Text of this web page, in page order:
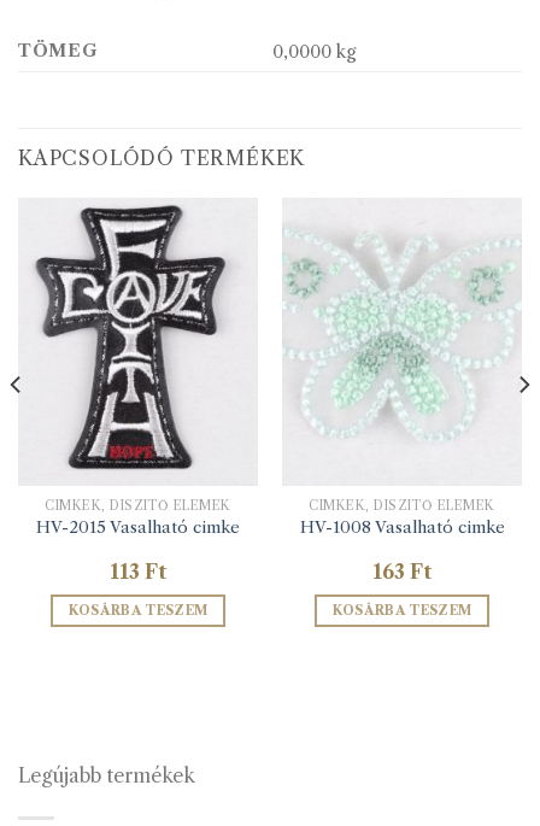
TÖMEG 0,0000 kg
KAPCSOLÓDÓ TERMÉKEK
CIMKÉK, DÍSZÍTŐ ELEMEK
HV-2015 Vasalható cimke
113 Ft
KOSÁRBA TESZEM
CIMKÉK, DÍSZÍTŐ ELEMEK
HV-1008 Vasalható cimke
163 Ft
KOSÁRBA TESZEM
Legújabb termékek